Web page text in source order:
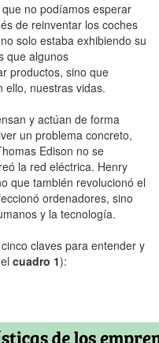
no podíamos esperar
de reinventar los coches
solo estaba exhibiendo su
que algunos
productos, sino que
ello, nuestras vidas.
y actúan de forma
un problema concreto,
Edison no se
la red eléctrica. Henry
que también revolucionó el
ordenadores, sino
y la tecnología.
claves para entender y
cuadro 1):